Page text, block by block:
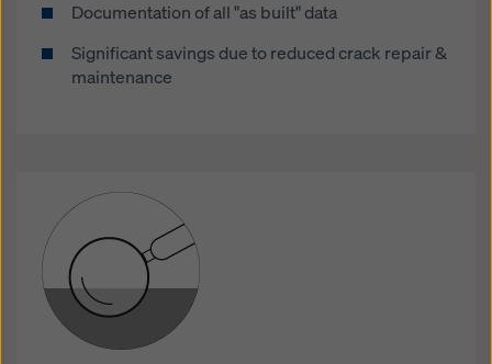
Documentation of all "as built" data
Significant savings due to reduced crack repair &
maintenance